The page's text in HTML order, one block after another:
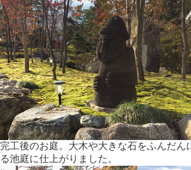
完工後のお庭。大木や大きな石をふんだん
る池庭に仕上がりました。